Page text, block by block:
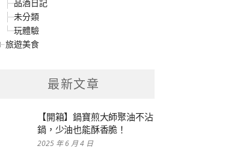
品酒日記
未分類
玩體驗
旅遊美食
最新文章
【開箱】鍋寶煎大師聚油不沾
鍋，少油也能酥香脆！
2025 年 6 月 4 日